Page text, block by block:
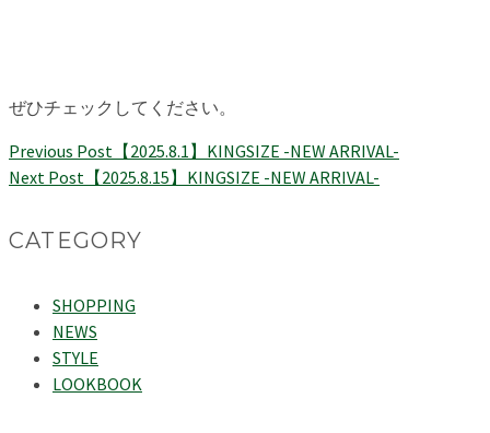
ぜひチェックしてください。
Previous Post 【2025.8.1】KINGSIZE -NEW ARRIVAL-
Next Post 【2025.8.15】KINGSIZE -NEW ARRIVAL-
CATEGORY
SHOPPING
NEWS
STYLE
LOOKBOOK